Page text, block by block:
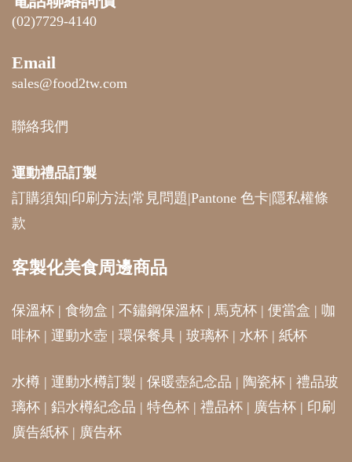
(02)7729-4140
Email
sales@food2tw.com
聯絡我們
運動禮品訂製
訂購須知|印刷方法|常見問題|Pantone 色卡| 隱私權條
款
客製化美食周邊商品
保溫杯 | 食物盒 | 不鏽鋼保溫杯 | 馬克杯 | 便當盒 | 咖
啡杯 | 運動水壺 | 環保餐具 | 玻璃杯 | 水杯 | 紙杯
水樽 | 運動水樽訂製 | 保暖壺紀念品 | 陶瓷杯 | 禮品玻
璃杯 | 鋁水樽紀念品 | 特色杯 | 禮品杯 | 廣告杯 | 印刷
廣告紙杯 | 廣告杯